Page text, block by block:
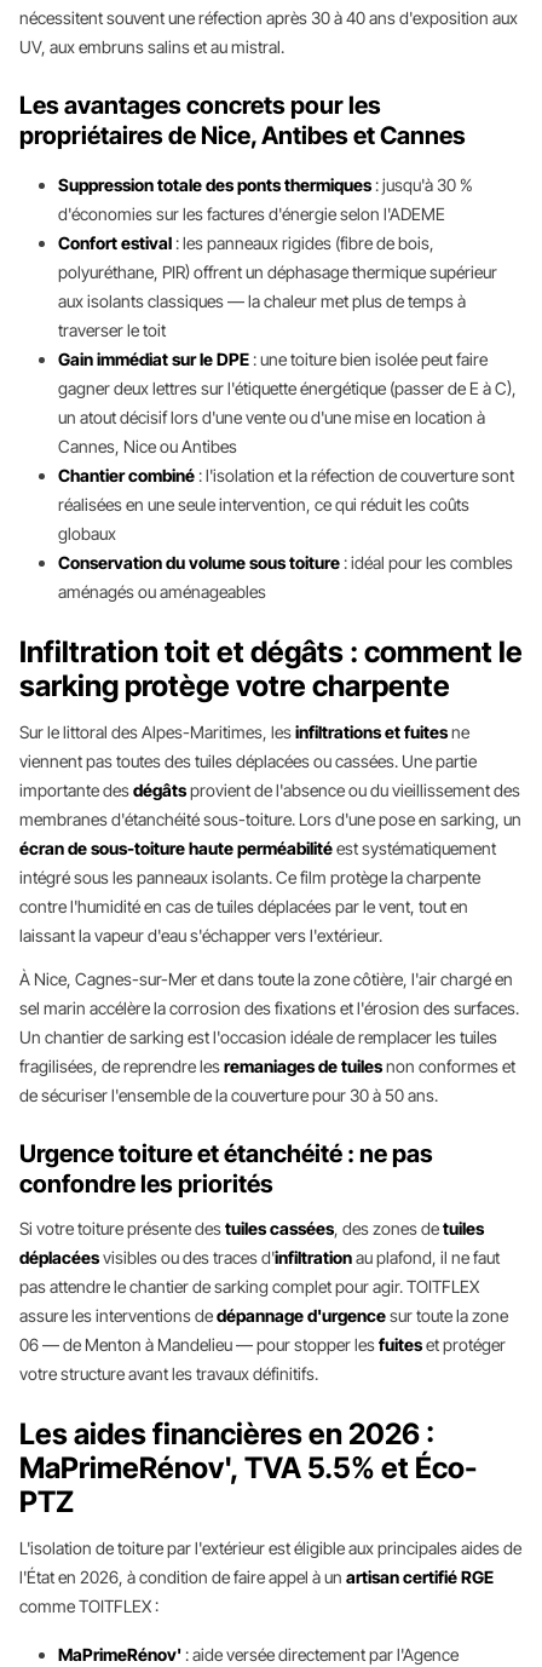
nécessitent souvent une réfection après 30 à 40 ans d'exposition aux
UV, aux embruns salins et au mistral.
Les avantages concrets pour les
propriétaires de Nice, Antibes et Cannes
Suppression totale des ponts thermiques: jusqu'à 30 %
d'économies sur les factures d'énergie selon l'ADEME
Confort estival: les panneaux rigides (fibre de bois,
polyuréthane, PIR) offrent un déphasage thermique supérieur
aux isolants classiques — la chaleur met plus de temps à
traverser le toit
Gain immédiat sur le DPE: une toiture bien isolée peut faire
gagner deux lettres sur l'étiquette énergétique (passer de E à C),
un atout décisif lors d'une vente ou d'une mise en location à
Cannes, Nice ou Antibes
Chantier combiné: l'isolation et la réfection de couverture sont
réalisées en une seule intervention, ce qui réduit les coûts
globaux
Conservation du volume sous toiture: idéal pour les combles
aménagés ou aménageables
Infiltration toit et dégâts : comment le
sarking protège votre charpente
Sur le littoral des Alpes-Maritimes, lesinfiltrations et fuitesne
viennent pas toutes des tuiles déplacées ou cassées. Une partie
importante desdégâtsprovient de l'absence ou du vieillissement des
membranes d'étanchéité sous-toiture. Lors d'une pose en sarking, un
écran de sous-toiture haute perméabilitéest systématiquement
intégré sous les panneaux isolants. Ce film protège la charpente
contre l'humidité en cas de tuiles déplacées par le vent, tout en
laissant la vapeur d'eau s'échapper vers l'extérieur.
À Nice, Cagnes-sur-Mer et dans toute la zone côtière, l'air chargé en
sel marin accélère la corrosion des fixations et l'érosion des surfaces.
Un chantier de sarking est l'occasion idéale de remplacer les tuiles
fragilisées, de reprendre lesremaniages de tuilesnon conformes et
de sécuriser l'ensemble de la couverture pour 30 à 50 ans.
Urgence toiture et étanchéité : ne pas
confondre les priorités
Si votre toiture présente destuiles cassées, des zones detuiles
déplacéesvisibles ou des traces d'infiltrationau plafond, il ne faut
pas attendre le chantier de sarking complet pour agir. TOITFLEX
assure les interventions dedépannage d'urgencesur toute la zone
06 — de Menton à Mandelieu — pour stopper lesfuiteset protéger
votre structure avant les travaux définitifs.
Les aides financières en 2026 :
MaPrimeRénov', TVA 5.5% et Éco-
PTZ
L'isolation de toiture par l'extérieur est éligible aux principales aides de
l'État en 2026, à condition de faire appel à un artisan certifié RGE
comme TOITFLEX :
MaPrimeRénov': aide versée directement par l'Agence